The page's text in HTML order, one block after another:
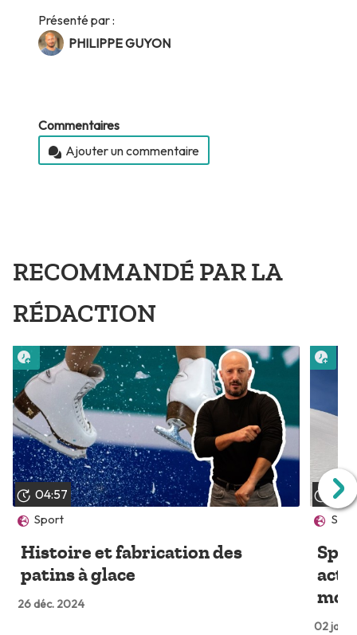
Présenté par :
PHILIPPE GUYON
Commentaires
Ajouter un commentaire
RECOMMANDÉ PAR LA
RÉDACTION
04:57
Sport
Histoire et fabrication des
patins à glace
26 déc. 2024
Lire plus tard
02